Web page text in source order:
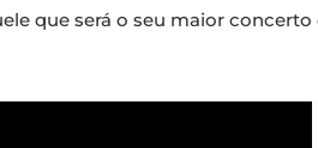
que será o seu maior